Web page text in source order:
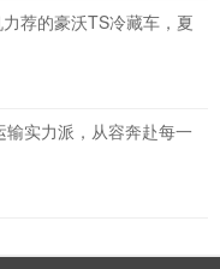
荐的豪沃TS冷藏车，夏
实力派，从容奔赴每一